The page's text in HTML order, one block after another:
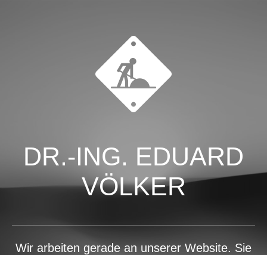
DR.-ING. EDUARD
VÖLKER
Wir arbeiten gerade an unserer Website. Sie